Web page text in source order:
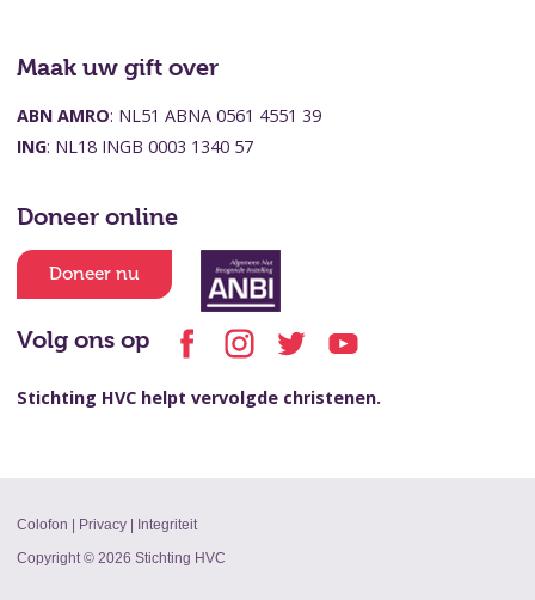
Maak uw gift over
ABN AMRO: NL51 ABNA 0561 4551 39
ING: NL18 INGB 0003 1340 57
Doneer online
Doneer nu
Volg ons op
Stichting HVC helpt vervolgde christenen.
Colofon Privacy|
Integriteit
Copyright © 2026 Stichting HVC